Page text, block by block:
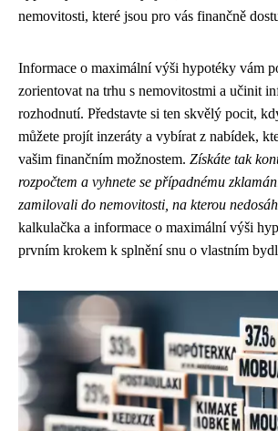
nemovitosti, které jsou pro vás finančně
Informace o maximální výši hypotéky vám
zorientovat na trhu s nemovitostmi a učinit
rozhodnutí. Představte si ten skvělý pocit,
můžete projít inzeráty a vybírat z nabídek,
vašim finančním možnostem. Získáte tak
rozpočtem a vyhnete se případnému
zamilovali do nemovitosti, na kterou
kalkulačka a informace o maximální výši
prvním krokem k splnění snu o vlastním